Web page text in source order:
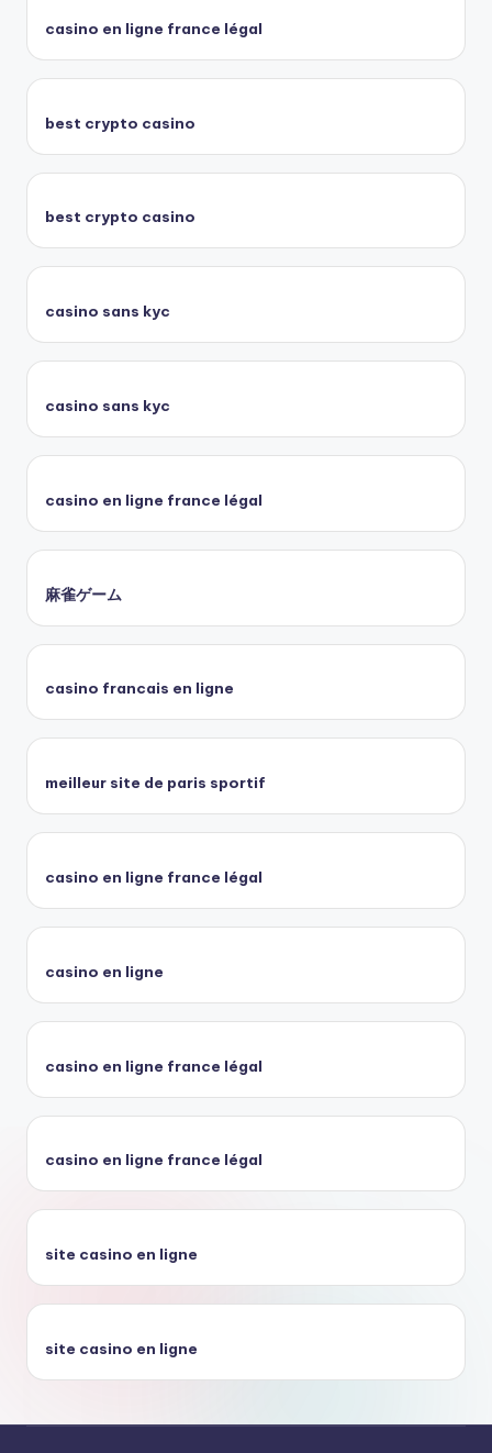
casino en ligne france légal
best crypto casino
best crypto casino
casino sans kyc
casino sans kyc
casino en ligne france légal
麻雀ゲーム
casino francais en ligne
meilleur site de paris sportif
casino en ligne france légal
casino en ligne
casino en ligne france légal
casino en ligne france légal
site casino en ligne
site casino en ligne